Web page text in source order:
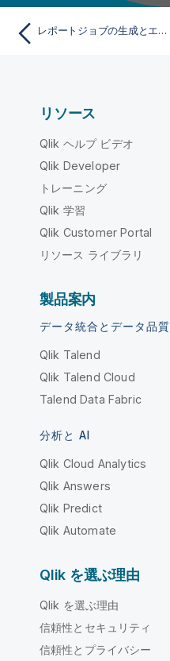
レポートジョブの生成とエクスポート
リソース
Qlik ヘルプ ビデオ
Qlik Developer
トレーニング
Qlik 学習
Qlik Customer Portal
リソース ライブラリ
製品案内
データ統合とデータ品質
Qlik Talend
Qlik Talend Cloud
Talend Data Fabric
分析と AI
Qlik Cloud Analytics
Qlik Answers
Qlik Predict
Qlik Automate
Qlik を選ぶ理由
Qlik を選ぶ理由
信頼性とセキュリティ
信頼性とプライバシー